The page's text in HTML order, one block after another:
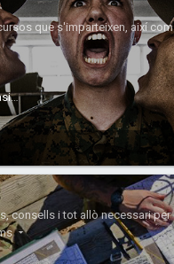
que s'imparteixen, així
CRB "Curs de Reconeixement Bàsic" INSCRIPCIONS 2026
consells i tot allò necessari per